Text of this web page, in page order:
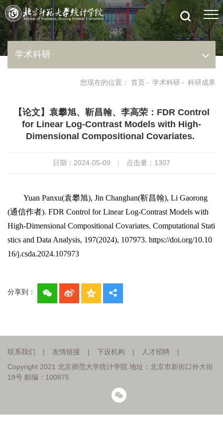
学术科研
您现在的位置： 首页- 学术科研- 科研成果
【论文】袁攀旭、靳昌翰、李高荣：FDR Control
for Linear Log-Contrast Models with High-
Dimensional Compositional Covariates.
日期：2024-05-09 | 点击量： 1307
Yuan Panxu(袁攀旭), Jin Changhan(靳昌翰), Li Gaorong
(通信作者). FDR Control for Linear Log-Contrast Models with
High-Dimensional Compositional Covariates. Computational Stati
stics and Data Analysis, 197(2024), 107973. https://doi.org/10.10
16/j.csda.2024.107973
分享到：
联系我们 | 友情链接 | 下设机构 | 人才招聘
|
Copyright 2021 北京师范大学统计学院 地址：北京市新街口外大街
19号 邮编：100875